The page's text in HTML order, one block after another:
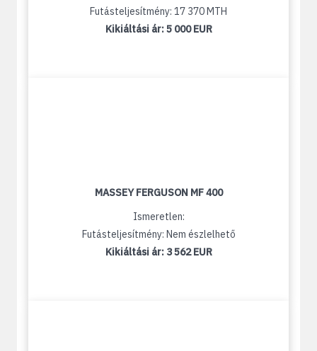
Futásteljesítmény: 17 370 MTH
Kikiáltási ár:5 000 EUR
MASSEY FERGUSON MF 400
Ismeretlen:
Futásteljesítmény: Nem észlelhető
Kikiáltási ár: 3 562 EUR